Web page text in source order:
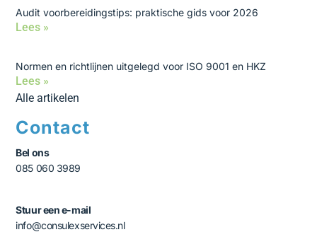
Audit voorbereidingstips: praktische gids voor 2026
Lees »
Normen en richtlijnen uitgelegd voor ISO 9001 en HKZ
Lees »
Alle artikelen
Contact
Bel ons
085 060 3989
Stuur een e-mail
info@consulexservices.nl